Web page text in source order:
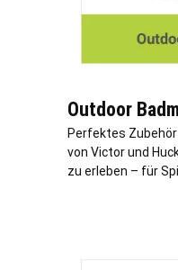
Outdoor
Perfektes
von Victor und
zu erleben – für